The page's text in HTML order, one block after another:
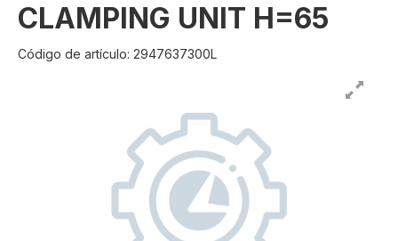
CLAMPING UNIT H=65
Código de artículo: 2947637300L